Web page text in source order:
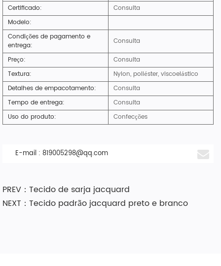
Certificado:
Consulta
Modelo:
Condições de pagamento e
entrega:
Consulta
Preço:
Consulta
Textura:
Nylon, poliéster, viscoelástico
Detalhes de empacotamento:
Consulta
Tempo de entrega:
Consulta
Uso do produto:
Confecções
E-mail : 819005298@qq.com
PREV：Tecido de sarja jacquard
NEXT：Tecido padrão jacquard preto e branco